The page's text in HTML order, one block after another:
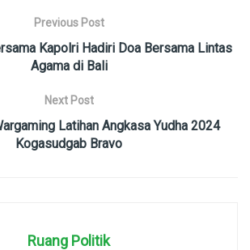
Previous Post
Kapolri Hadiri Doa Bersama Lintas
Agama di Bali
Next Post
Latihan Angkasa Yudha 2024
Kogasudgab Bravo
Ruang Politik